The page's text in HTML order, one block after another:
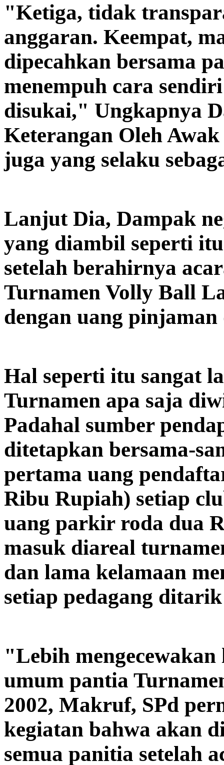
"Ketiga, tidak
anggaran. Keempat,
dipecahkan bersama
menempuh cara
disukai," Ungkapnya
Keterangan Oleh
juga yang selaku
Lanjut Dia, Dampak
yang diambil seperti
setelah berahirnya
Turnamen Volly Ball
dengan uang
Hal seperti itu sangat
Turnamen apa saja
Padahal sumber
ditetapkan bersama-
pertama uang
Ribu Rupiah) setiap
uang parkir roda dua
masuk diareal
dan lama kelamaan
setiap pedagang
"Lebih
umum pantia
2002, Makruf, SPd
kegiatan bahwa akan
semua panitia setelah